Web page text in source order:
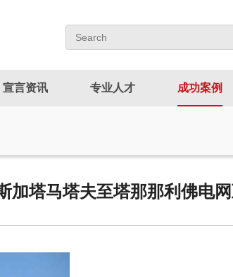
宣言资讯 专业人才 成功案例
加塔马塔夫至塔那那利佛电